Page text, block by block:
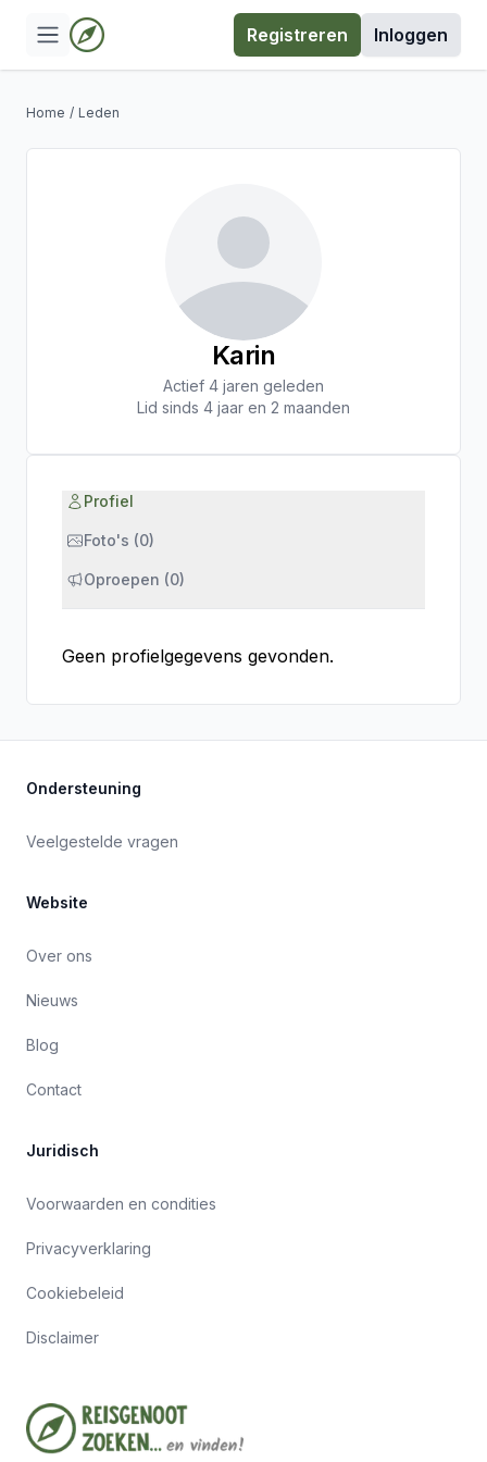
Registreren Inloggen
Home / Leden
Karin
Actief 4 jaren geleden
Lid sinds 4 jaar en 2 maanden
Profiel
Foto's (0)
Oproepen (0)
Geen profielgegevens gevonden.
Ondersteuning
Veelgestelde vragen
Website
Over ons
Nieuws
Blog
Contact
Juridisch
Voorwaarden en condities
Privacyverklaring
Cookiebeleid
Disclaimer